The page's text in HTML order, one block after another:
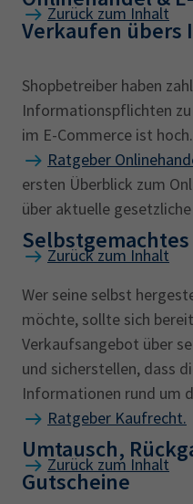
Zurück zum Inhalt
Verkaufen übers
Shopbetreiber haben
Informationspflichten
im E-Commerce ist
Ratgeber
ersten Überblick zum
über aktuelle
Zurück zum Inhalt
Wer seine selbst
möchte, sollte sich
Verkaufsangebot über
und sicherstellen, dass
Informationen rund um
Ratgeber Kaufrecht.
Zurück zum Inhalt
Umtausch,
Gutscheine